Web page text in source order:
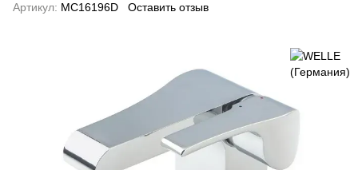
Артикул: MC16196D Оставить отзыв